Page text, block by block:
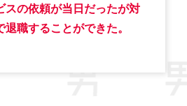
の依頼が当日だったが対
職することができた。